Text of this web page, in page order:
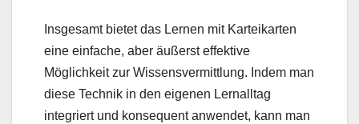
Insgesamt bietet das Lernen mit Karteikarten
eine einfache, aber äußerst effektive
Möglichkeit zur Wissensvermittlung. Indem man
diese Technik in den eigenen Lernalltag
integriert und konsequent anwendet, kann man